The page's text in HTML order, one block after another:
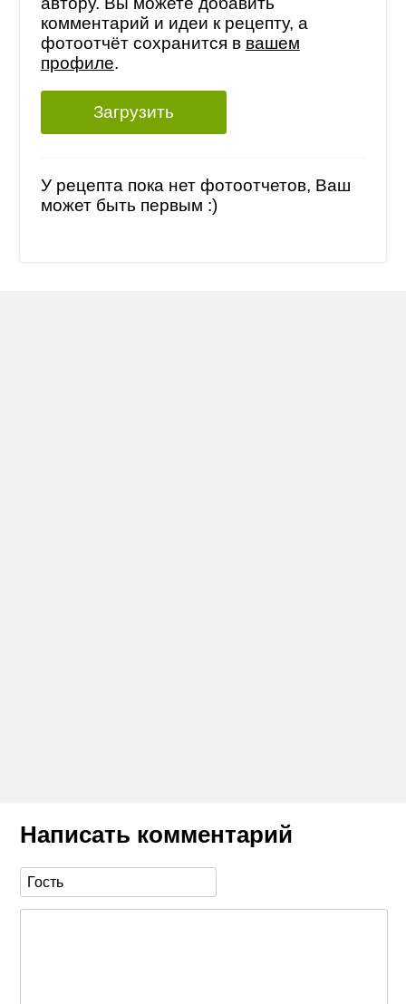
комментарий и идеи к рецепту, а
фотоотчёт сохранится в вашем
профиле.
Загрузить
У рецепта пока нет фотоотчетов, Ваш
может быть первым :)
Написать комментарий